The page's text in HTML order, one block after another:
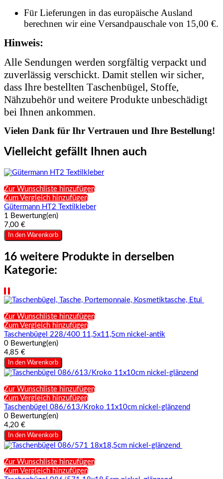
Für Lieferungen in das europäische Ausland
berechnen wir eine Versandpauschale von 15,00 €.
Hinweis:
Alle Sendungen werden sorgfältig verpackt und
zuverlässig verschickt. Damit stellen wir sicher,
dass Ihre bestellten Taschenbügel, Stoffe,
Nähzubehör und weitere Produkte unbeschädigt
bei Ihnen ankommen.
Vielen Dank für Ihr Vertrauen und Ihre Bestellung!
Vielleicht gefällt Ihnen auch
Zur Wunschliste hinzufügen
Zum Vergleich hinzufügen
Gütermann HT2 Textilkleber
1 Bewertung(en)
7,00 €
In den Warenkorb
16 weitere Produkte in derselben
Kategorie:
Zur Wunschliste hinzufügen
Zum Vergleich hinzufügen
Taschenbügel 228/400 11,5x11,5cm nickel-antik
0 Bewertung(en)
4,85 €
In den Warenkorb
Zur Wunschliste hinzufügen
Zum Vergleich hinzufügen
Taschenbügel 086/613/Kroko 11x10cm nickel-glänzend
0 Bewertung(en)
4,20 €
In den Warenkorb
Zur Wunschliste hinzufügen
Zum Vergleich hinzufügen